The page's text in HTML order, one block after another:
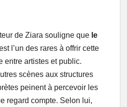
de Ziara souligne que le
l’un des rares à offrir cette
entre artistes et public.
scènes aux structures
peinent à percevoir les
regard compte. Selon lui,